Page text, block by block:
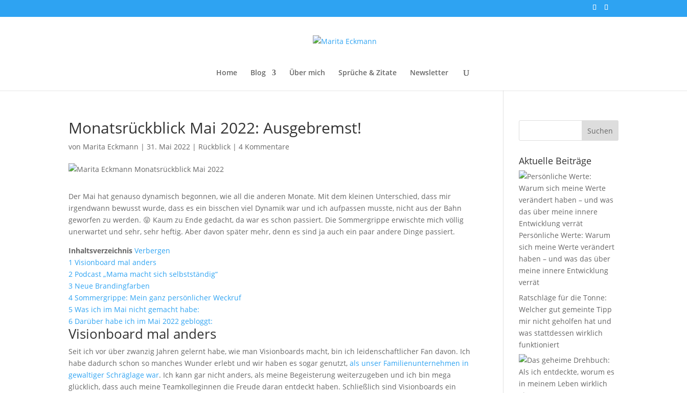
Home Blog Über mich Sprüche & Zitate Newsletter
Monatsrückblick Mai 2022: Ausgebremst!
von Marita Eckmann |31. Mai 2022 | Rückblick |4 Kommentare
Der Mai hat genauso dynamisch begonnen, wie all die anderen Monate. Mit dem kleinen Unterschied, dass mir
irgendwann bewusst wurde, dass es ein bisschen viel Dynamik war und ich aufpassen musste, nicht aus der Bahn
geworfen zu werden. 😝 Kaum zu Ende gedacht, da war es schon passiert. Die Sommergrippe erwischte mich völlig
unerwartet und sehr, sehr heftig. Aber davon später mehr, denn es sind ja auch ein paar andere Dinge passiert.
Inhaltsverzeichnis Verbergen
1 Visionboard mal anders
2 Podcast „Mama macht sich selbstständig“
3 Neue Brandingfarben
4 Sommergrippe: Mein ganz persönlicher Weckruf
5 Was ich im Mai nicht gemacht habe:
6 Darüber habe ich im Mai 2022 gebloggt:
Visionboard mal anders
Seit ich vor über zwanzig Jahren gelernt habe, wie man Visionboards macht, bin ich leidenschaftlicher Fan davon. Ich
habe dadurch schon so manches Wunder erlebt und wir haben es sogar genutzt,als unser Familienunternehmen in
gewaltiger Schräglage war. Ich kann gar nicht anders, als meine Begeisterung weiterzugeben und ich bin mega
glücklich, dass auch meine Teamkolleginnen die Freude daran entdeckt haben. Schließlich sind Visionboards ein
Suchen
Aktuelle Beiträge
Persönliche Werte: Warum
sich meine Werte verändert
haben – und was das über
meine innere Entwicklung
verrät
Ratschläge für die Tonne:
Welcher gut gemeinte Tipp
mir nicht geholfen hat und
was stattdessen wirklich
funktioniert